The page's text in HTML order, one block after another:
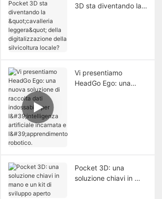
3D sta diventando la
Vi presentiamo
HeadGo Ego: una
robotico.
Pocket 3D: una
soluzione chiavi in ​​